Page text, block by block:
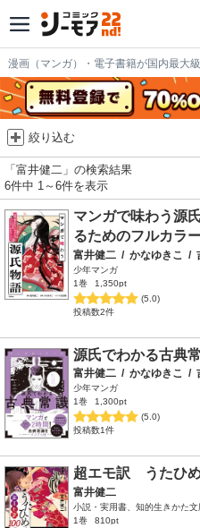
漫画（マンガ）・電子書籍が国内最大
絞り込む
「富井健二」の検索結果
6件中 1～6件を表示
マンガで味わう源
るためのフルカラ
富井健二 / かなゆきこ /
少年マンガ
1巻
1,350pt
(5.0)
投稿数2件
源氏でわかる古典
富井健二 / かなゆきこ /
少年マンガ
1巻
1,300pt
(5.0)
投稿数1件
超エモ訳 うたひ
富井健二
小説・実用書、知的生きかた文
1巻
810pt